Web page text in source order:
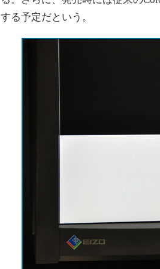
する予定だという。